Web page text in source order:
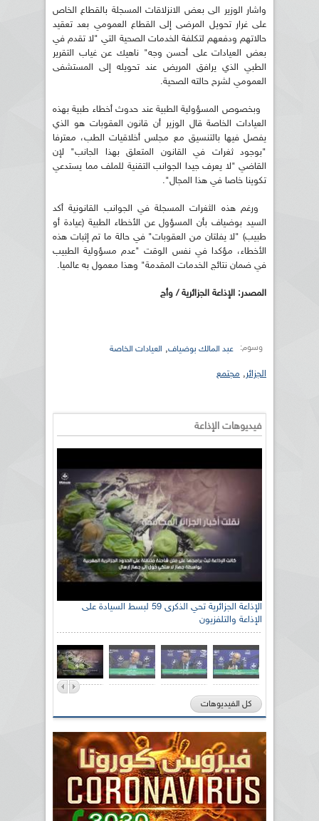
واشار الوزير الى بعض الانزلاقات المسجلة بالقطاع الخاص
على غرار تحويل المرضى إلى القطاع العمومي بعد تعقيد
حالاتهم ودفعهم لتكلفة الخدمات الصحية التي "لا تقدم في
بعض العيادات على أحسن وجه" ناهيك عن غياب التقرير
الطبي الذي يرافق المريض عند تحويله إلى المستشفى
العمومي لشرح حالته الصحية.
وبخصوص المسؤولية الطبية عند حدوث أخطاء طبية بهذه
العيادات الخاصة قال الوزير أن قانون العقوبات هو الذي
يفصل فيها بالتنسيق مع مجلس أخلاقيات الطب، معترفا
"بوجود ثغرات في القانون المتعلق بهذا الجانب" لإن
القاضي "لا يعرف جيدا الجوانب التقنية للملف مما يستدعي
تكوينا خاصا في هذا المجال".
ورغم هذه الثغرات المسجلة في الجوانب القانونية أكد
السيد بوضياف بأن المسؤول عن الأخطاء الطبية (عيادة أو
طبيب) "لا يفلتان من العقوبات" في حالة ما تم إثبات هذه
الأخطاء، مؤكدا في نفس الوقت "عدم مسؤولية الطبيب
في ضمان نتائج الخدمات المقدمة" وهذا معمول به عالميا.
المصدر: الإذاعة الجزائرية / وأج
وسوم: عبد المالك بوضياف, العيادات الخاصة
الجزائر, مجتمع
فيديوهات الإذاعة
الإذاعة الجزائرية تحي الذكرى 59 لبسط السيادة على
الإذاعة والتلفزيون
كل الفيديوهات